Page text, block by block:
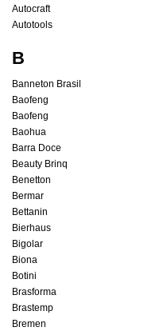
Autocraft
Autotools
B
Banneton Brasil
Baofeng
Baofeng
Baohua
Barra Doce
Beauty Brinq
Benetton
Bermar
Bettanin
Bierhaus
Bigolar
Biona
Botini
Brasforma
Brastemp
Bremen